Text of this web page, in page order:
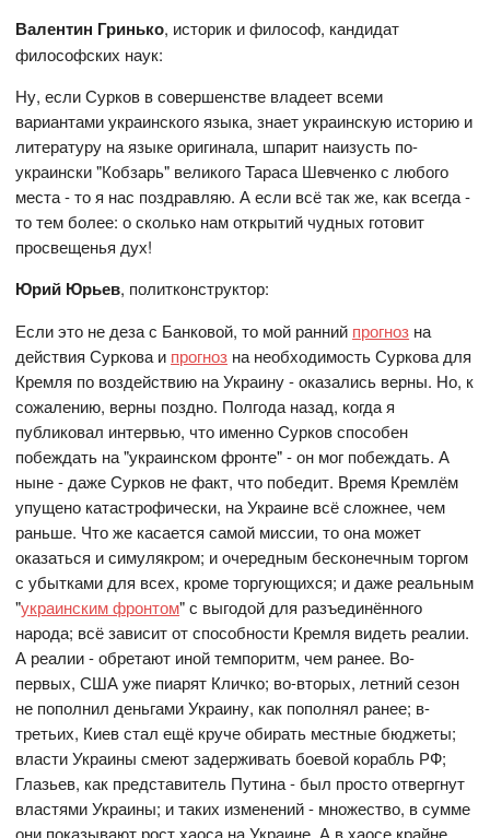
Валентин Гринько, историк и философ, кандидат
философских наук:
Ну, если Сурков в совершенстве владеет всеми
вариантами украинского языка, знает украинскую историю и
литературу на языке оригинала, шпарит наизусть по-
украински "Кобзарь" великого Тараса Шевченко с любого
места - то я нас поздравляю. А если всё так же, как всегда -
то тем более: о сколько нам открытий чудных готовит
просвещенья дух!
Юрий Юрьев, политконструктор:
Если это не деза с Банковой, то мой ранний прогноз на
действия Суркова и прогноз на необходимость Суркова для
Кремля по воздействию на Украину - оказались верны. Но, к
сожалению, верны поздно. Полгода назад, когда я
публиковал интервью, что именно Сурков способен
побеждать на "украинском фронте" - он мог побеждать. А
ныне - даже Сурков не факт, что победит. Время Кремлём
упущено катастрофически, на Украине всё сложнее, чем
раньше. Что же касается самой миссии, то она может
оказаться и симулякром; и очередным бесконечным торгом
с убытками для всех, кроме торгующихся; и даже реальным
"украинским фронтом" с выгодой для разъединённого
народа; всё зависит от способности Кремля видеть реалии.
А реалии - обретают иной темпоритм, чем ранее. Во-
первых, США уже пиарят Кличко; во-вторых, летний сезон
не пополнил деньгами Украину, как пополнял ранее; в-
третьих, Киев стал ещё круче обирать местные бюджеты;
власти Украины смеют задерживать боевой корабль РФ;
Глазьев, как представитель Путина - был просто отвергнут
властями Украины; и таких изменений - множество, в сумме
они показывают рост хаоса на Украине. А в хаосе крайне